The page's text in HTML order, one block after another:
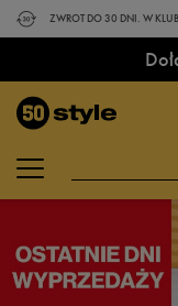
ZWROT DO 30 DNI. W